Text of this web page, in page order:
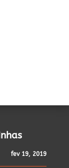
fev 19, 2019